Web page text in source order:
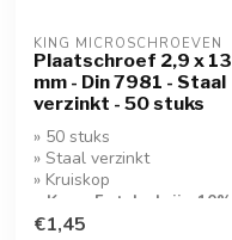
KING MICROSCHROEVEN
Plaatschroef 2,9 x 13
mm - Din 7981 - Staal
verzinkt - 50 stuks
» 50 stuks
» Staal verzinkt
» Kruiskop
» Koop 5 stuks krijg 10%
korting!
€1,45